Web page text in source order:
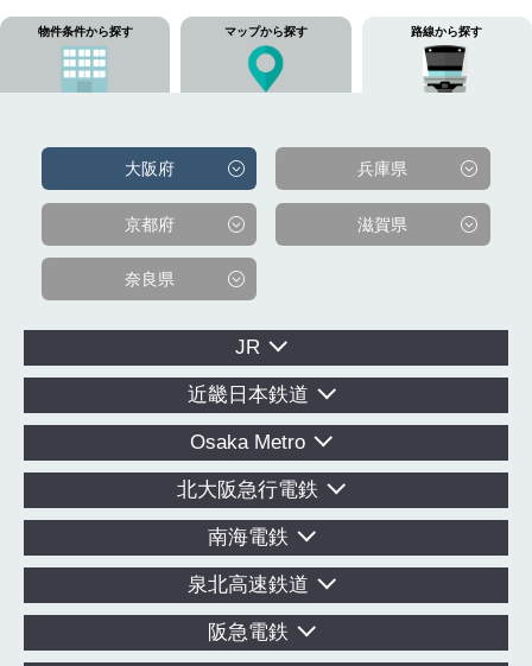
物件条件から探す マップから探す 路線から探す
大阪府 兵庫県
京都府 滋賀県
奈良県
JR
近畿日本鉄道
Osaka Metro
北大阪急行電鉄
南海電鉄
泉北高速鉄道
阪急電鉄